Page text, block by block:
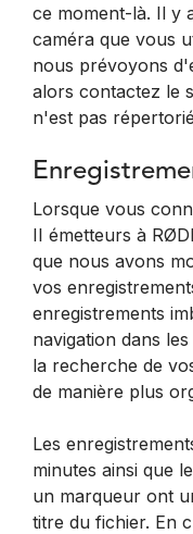
ce moment-là. Il y
caméra que vous
nous prévoyons
alors contactez le
n'est pas
Lorsque vous
II émetteurs à
que nous avons
vos
enregistrements
navigation dans
la recherche de
de manière plus
Les
minutes ainsi que
un marqueur ont
titre du fichier. En